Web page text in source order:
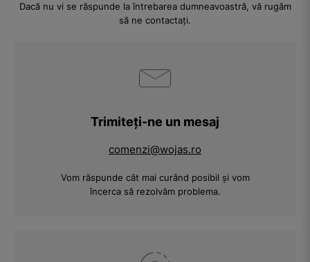
Dacă nu vi se răspunde la întrebarea dumneavoastră, vă rugăm
să ne contactați.
Trimiteți-ne un mesaj
comenzi@wojas.ro
Vom răspunde cât mai curând posibil și vom
încerca să rezolvăm problema.